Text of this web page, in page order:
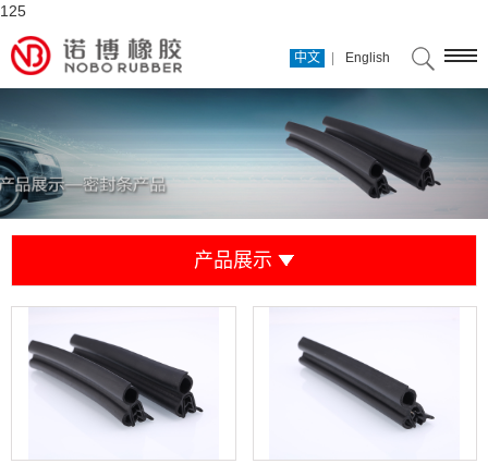
125
中文 English
产品展示